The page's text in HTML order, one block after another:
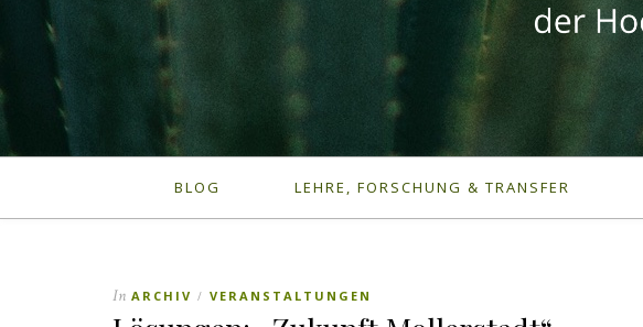
BLOG LEHRE, FORSCHUNG & TRANSFER
In ARCHIV / VERANSTALTUNGEN